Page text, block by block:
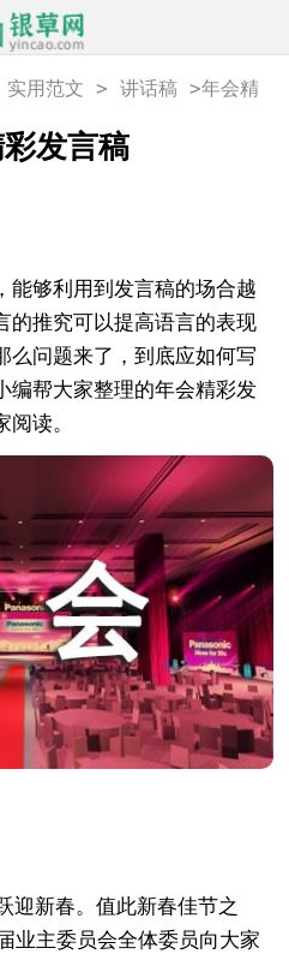
实用范文 > 讲话稿 >年会精
发言稿
够利用到发言稿的场合越
的推究可以提高语言的表现
么问题来了，到底应如何写
编帮大家整理的年会精彩发
读。
新春。值此新春佳节之
业主委员会全体委员向大家